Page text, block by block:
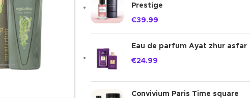
Prestige
€39.99
Eau de parfum Ayat zhur asfar
€24.99
Convivium Paris Time square